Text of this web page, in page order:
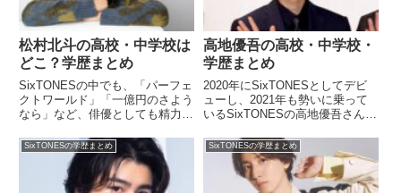
松村北斗の高校・中学校は
どこ？学歴まとめ
SixTONESの中でも、「パーフェ
クトワールド」「一億円のさよう
なら」など、俳優としても精力的
回は松村北斗さんの学歴について
まとめてみます。松村北斗の家族
構成松村北斗くん、23歳のお誕
生日おめでとう！「夜空の...
高地優吾の高校・中学校・
学歴まとめ
2020年にSixTONESとしてデビ
ューし、2021年も勢いに乗って
いるSixTONESの高地優吾さん。
についてまとめてみます。高地優
吾の家族構成高地優吾(23) 神奈川
県出身 175cm 美容師の兄有 A
SixTONESの学歴まとめ SixTONESの学歴まとめ